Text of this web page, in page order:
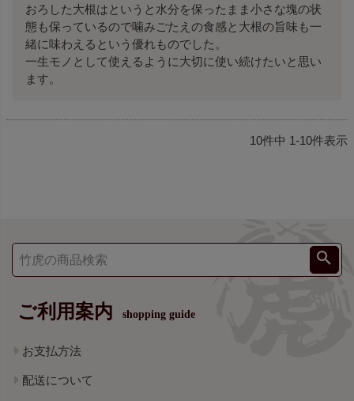
おろした大根はというと水分を保ったまま小さな塊の状
態も保っているので噛みごたえの食感と大根の旨味も一
緒に味わえるという優れものでした。
一生モノとして使えるように大切に使い続けたいと思い
ます。
10件中 1-10件表示
ご利用案内 shopping guide
お支払方法
配送について